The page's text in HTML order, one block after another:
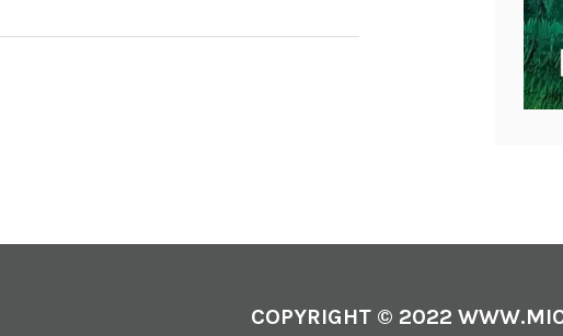
COPYRIGHT © 2022